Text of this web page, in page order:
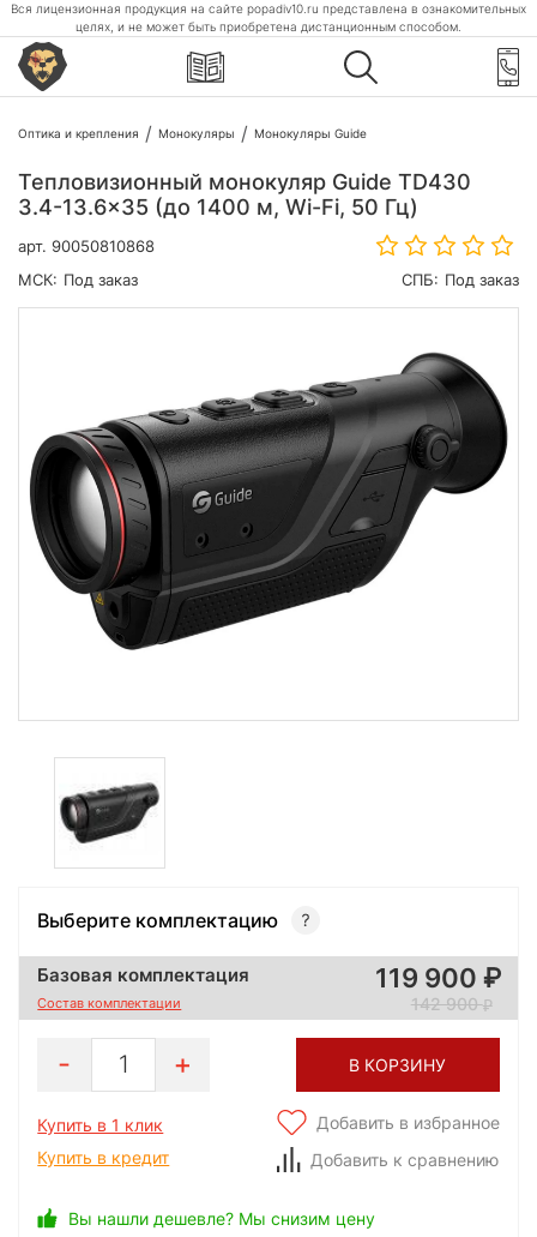
Вся лицензионная продукция на сайте popadiv10.ru представлена в ознакомительных
целях, и не может быть приобретена дистанционным способом.
Оптика и крепления Монокуляры Монокуляры Guide
Тепловизионный монокуляр Guide TD430
3.4-13.6x35 (до 1400 м, Wi-Fi, 50 Гц)
арт. 90050810868
МСК: Под заказ СПБ: Под заказ
Выберите комплектацию
Базовая комплектация
Состав комплектации
119 900
142 900
1 В КОРЗИНУ
Купить в 1 клик
Купить в кредит
Добавить в избранное
Добавить к сравнению
Вы нашли дешевле? Мы снизим цену